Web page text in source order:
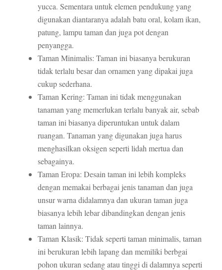
yucca. Sementara untuk elemen pendukung yang
digunakan diantaranya adalah batu oral, kolam ikan,
patung, lampu taman dan juga pot dengan
penyangga.
Taman Minimalis: Taman ini biasanya berukuran
tidak terlalu besar dan ornamen yang dipakai juga
cukup sederhana.
Taman Kering: Taman ini tidak menggunakan
tanaman yang memerlukan terlalu banyak air, sebab
taman ini biasanya diperuntukan untuk dalam
ruangan. Tanaman yang digunakan juga harus
menghasilkan oksigen seperti lidah mertua dan
sebagainya.
Taman Eropa: Desain taman ini lebih kompleks
dengan memakai berbagai jenis tanaman dan juga
unsur warna didalamnya dan ukuran taman juga
biasanya lebih lebar dibandingkan dengan jenis
taman lainnya.
Taman Klasik: Tidak seperti taman minimalis, taman
ini berukuran lebih lapang dan memiliki berbgai
pohon ukuran sedang atau tinggi di dalamnya seperti